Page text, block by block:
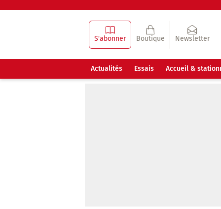
S'abonner Boutique Newsletter
Actualités Essais Accueil &